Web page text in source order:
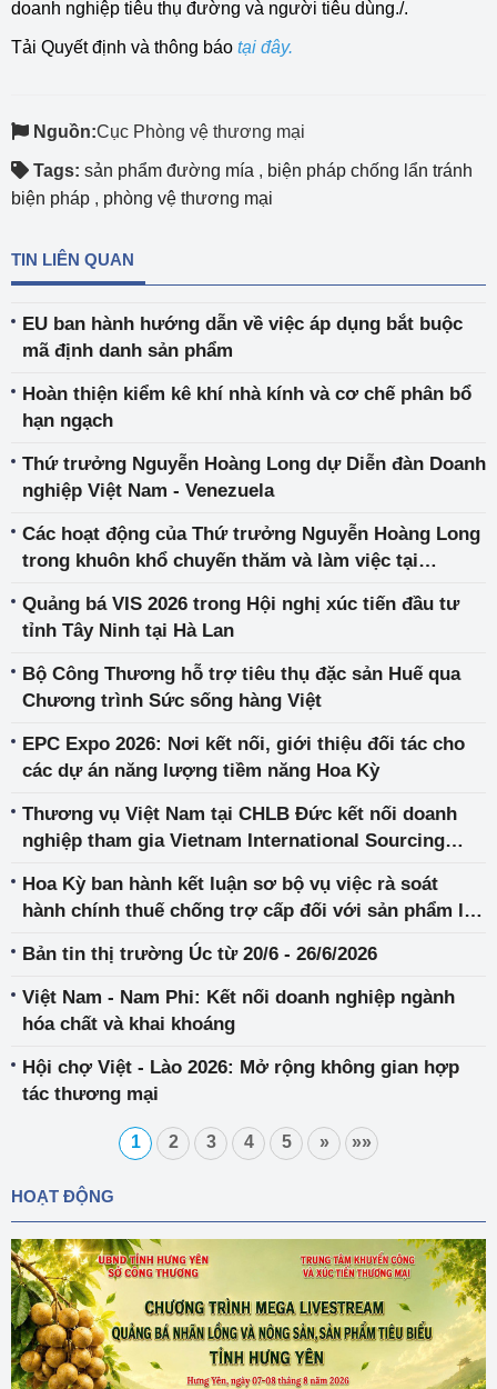
doanh nghiệp tiêu thụ đường và người tiêu dùng./.
Tải Quyết định và thông báo tại đây.
Nguồn:Cục Phòng vệ thương mại
Tags: sản phẩm đường mía , biện pháp chống lẩn tránh
biện pháp , phòng vệ thương mại
TIN LIÊN QUAN
EU ban hành hướng dẫn về việc áp dụng bắt buộc
mã định danh sản phẩm
Hoàn thiện kiểm kê khí nhà kính và cơ chế phân bổ
hạn ngạch
Thứ trưởng Nguyễn Hoàng Long dự Diễn đàn Doanh
nghiệp Việt Nam - Venezuela
Các hoạt động của Thứ trưởng Nguyễn Hoàng Long
trong khuôn khổ chuyến thăm và làm việc tại
Trung
Quảng bá VIS 2026 trong Hội nghị xúc tiến đầu tư
tỉnh Tây Ninh tại Hà Lan
Bộ Công Thương hỗ trợ tiêu thụ đặc sản Huế qua
Chương trình Sức sống hàng Việt
EPC Expo 2026: Nơi kết nối, giới thiệu đối tác cho
các dự án năng lượng tiềm năng Hoa Kỳ
Thương vụ Việt Nam tại CHLB Đức kết nối doanh
nghiệp tham gia Vietnam International Sourcing
Hoa Kỳ ban hành kết luận sơ bộ vụ việc rà soát
hành chính thuế chống trợ cấp đối với sản phẩm lốp
xe nhập khẩu từ Việt Nam
Bản tin thị trường Úc từ 20/6 - 26/6/2026
Việt Nam - Nam Phi: Kết nối doanh nghiệp ngành
hóa chất và khai khoáng
Hội chợ Việt - Lào 2026: Mở rộng không gian hợp
tác thương mại
1 2 3 4 5 » »»
HOẠT ĐỘNG